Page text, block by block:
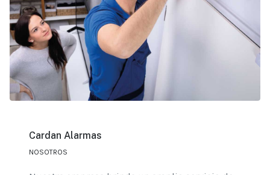
Cardan Alarmas
NOSOTROS